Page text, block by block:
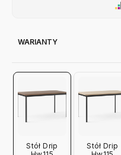
WARIANTY
Stół Drip
Stół Drip